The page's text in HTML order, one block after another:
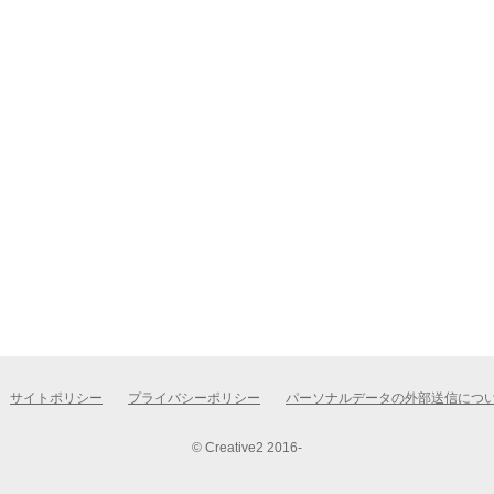
サイトポリシー プライバシーポリシー パーソナルデータの外部送信につ
© Creative2 2016-